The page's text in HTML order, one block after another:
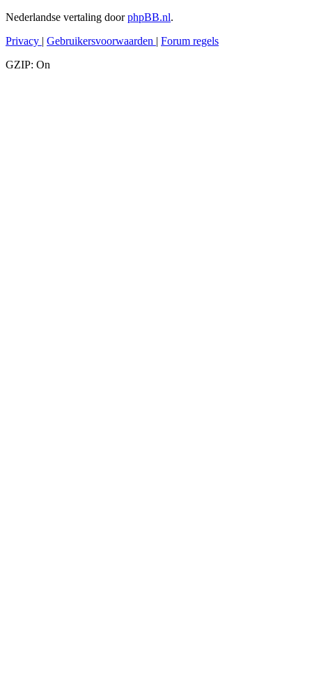
Nederlandse vertaling doorphpBB.nl.
Privacy | Gebruikersvoorwaarden | Forum regels
GZIP: On